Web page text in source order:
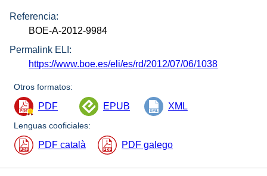
Referencia:
BOE-A-2012-9984
Permalink ELI:
https://www.boe.es/eli/es/rd/2012/07/06/1038
Otros formatos:
PDF EPUB XML
Lenguas cooficiales:
PDF català PDF galego